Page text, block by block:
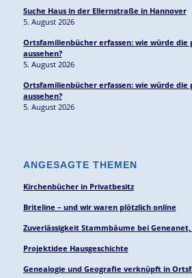
Suche Haus in der Ellernstraße in Hannover
5. August 2026
Ortsfamilienbücher erfassen: wie würde die
aussehen?
5. August 2026
Ortsfamilienbücher erfassen: wie würde die
aussehen?
5. August 2026
ANGESAGTE THEMEN
Kirchenbücher in Privatbesitz
Briteline – und wir waren plötzlich online
Zuverlässigkeit Stammbäume bei Geneanet,
Projektidee Hausgeschichte
Genealogie und Geografie verknüpft in